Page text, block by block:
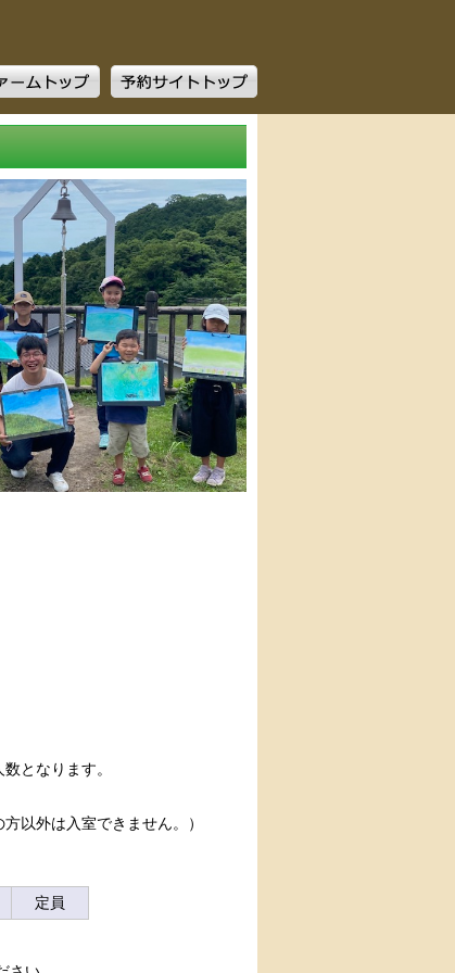
予約サイトトップ
ムトップ
となります。
以外は入室できません。）
定員